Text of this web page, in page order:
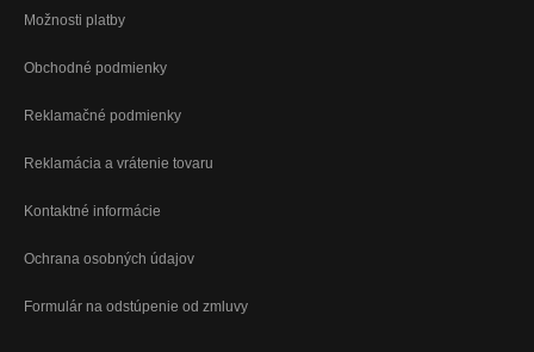
Možnosti platby
Obchodné podmienky
Reklamačné podmienky
Reklamácia a vrátenie tovaru
Kontaktné informácie
Ochrana osobných údajov
Formulár na odstúpenie od zmluvy